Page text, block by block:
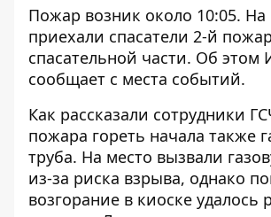
Пожар возник около 10:05. На
приехали спасатели 2-й
спасательной части. Об этом
сообщает с места событий.
Как рассказали сотрудники
пожара гореть начала также
труба. На место вызвали
из-за риска взрыва, однако
возгорание в киоске удалось